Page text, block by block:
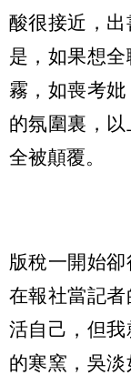
酸很接近，
是，如果想
霧，如喪考
的氛圍裏，
全被顛覆。
版稅一開始
在報社當記
活自己，但
的寒窯，吳淡